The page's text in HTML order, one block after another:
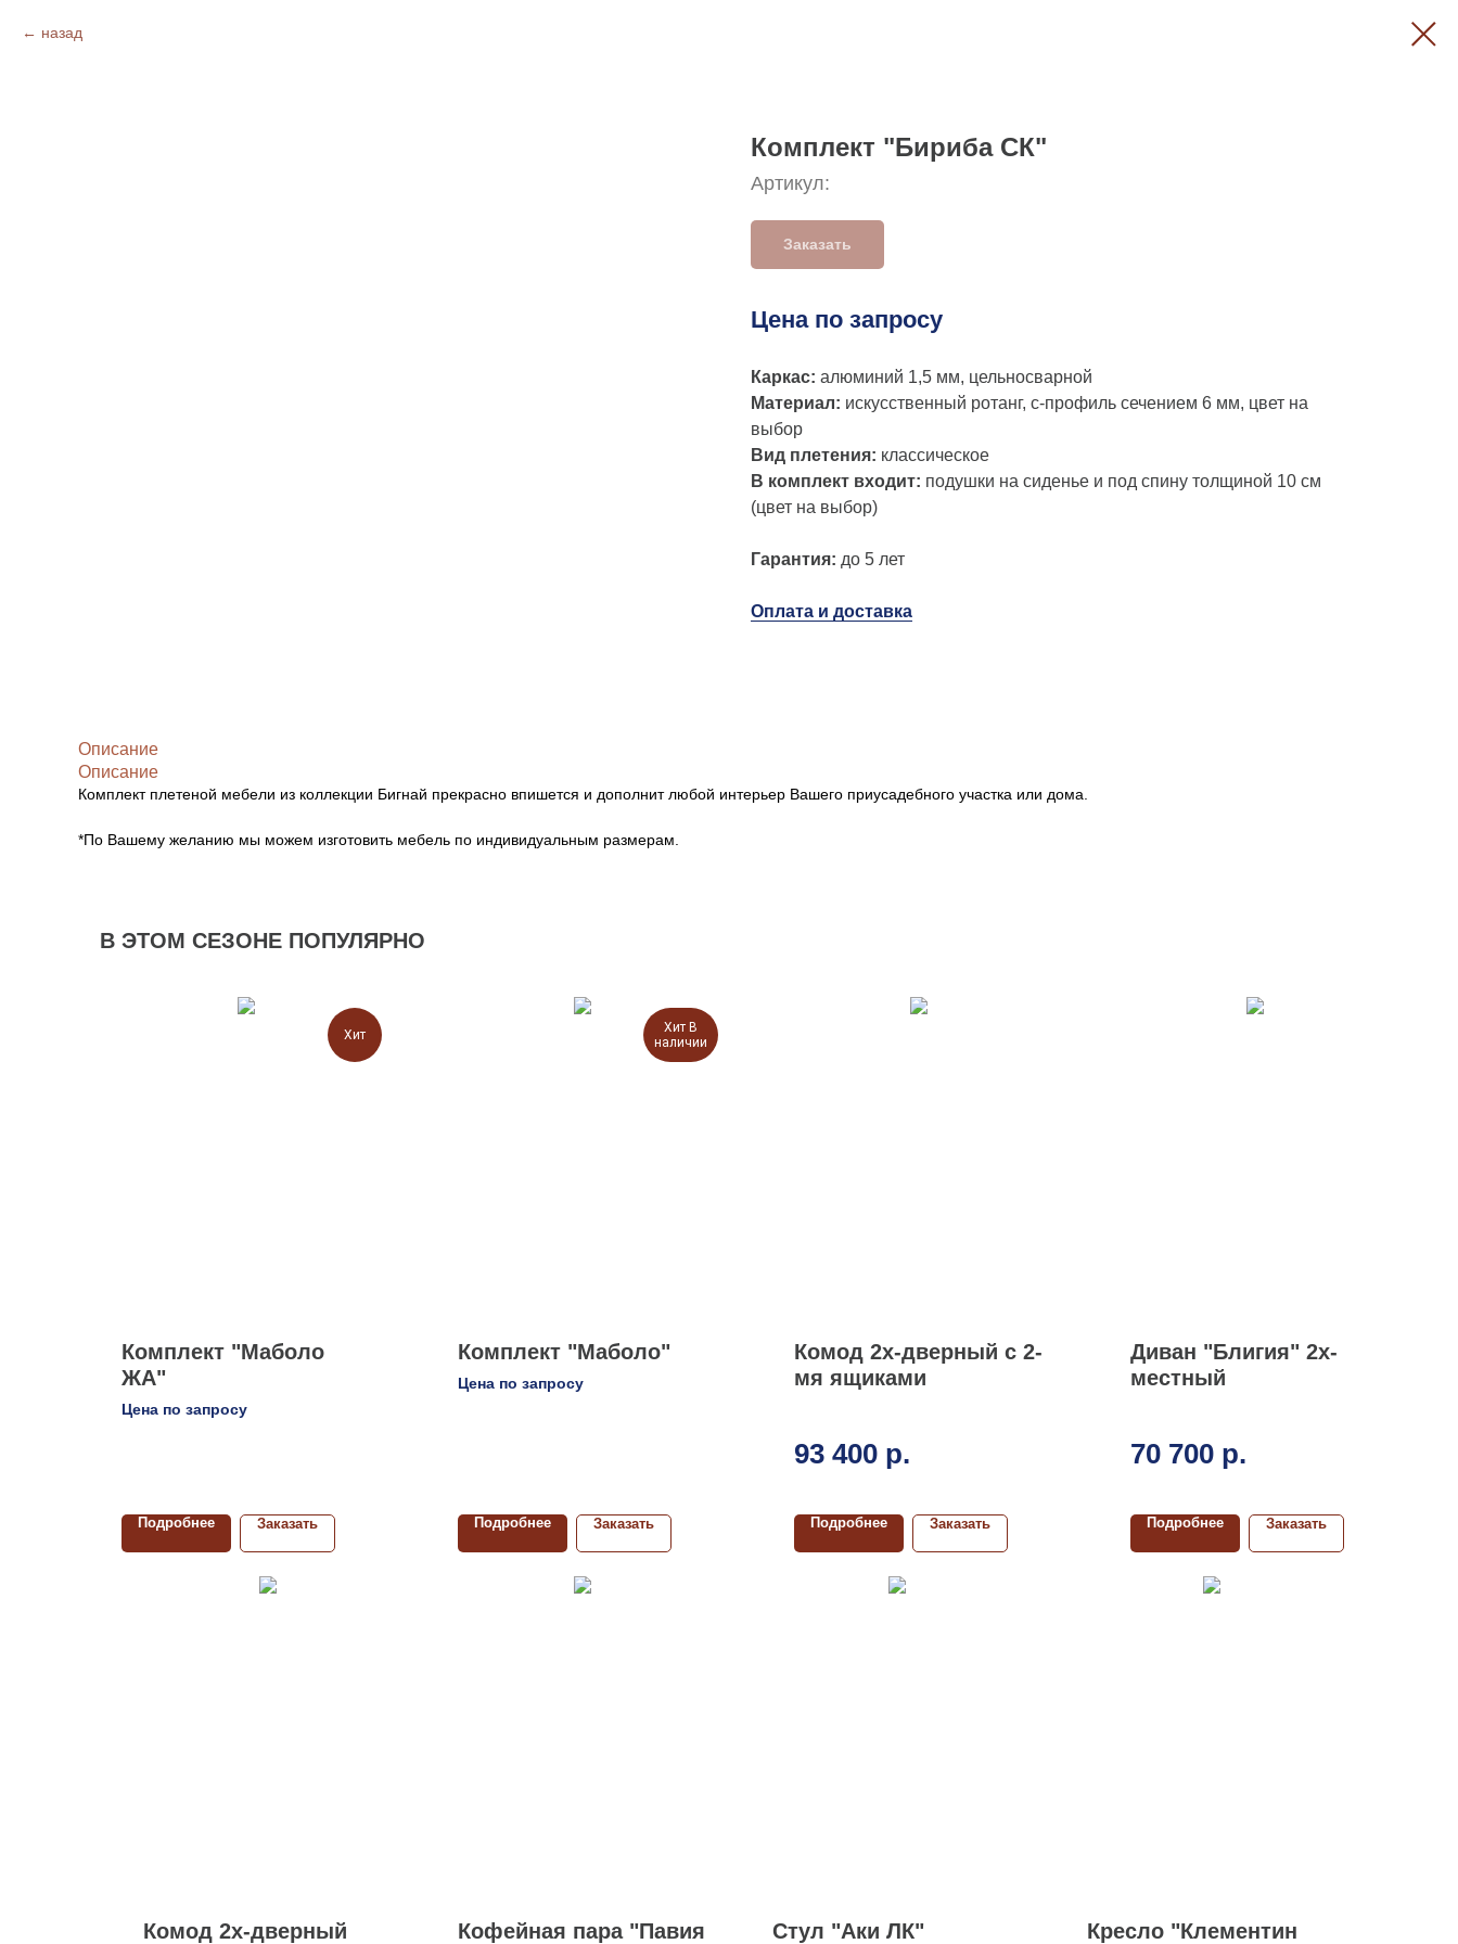
назад
Комплект "Бириба СК"
Артикул:
Заказать
Цена по запросу
Каркас: алюминий 1,5 мм, цельносварной
Материал: искусственный ротанг, с-профиль сечением 6 мм, цвет на
выбор
Вид плетения: классическое
В комплект входит: подушки на сиденье и под спину толщиной 10 см
(цвет на выбор)
Гарантия: до 5 лет
Оплата и доставка
Описание
Описание
Комплект плетеной мебели из коллекции Бигнай прекрасно впишется и дополнит любой интерьер Вашего приусадебного участка или дома.
*По Вашему желанию мы можем изготовить мебель по индивидуальным размерам.
В ЭТОМ СЕЗОНЕ ПОПУЛЯРНО
Хит
Комплект "Маболо
ЖА"
Цена по запросу
Подробнее Заказать
Хит В
наличии
Комплект "Маболо"
Цена по запросу
Подробнее Заказать
Комод 2х-дверный с 2-
мя ящиками
93 400 р.
Подробнее Заказать
Диван "Блигия" 2х-
местный
70 700 р.
Подробнее Заказать
Комод 2х-дверный Кофейная пара "Павия Стул "Аки ЛК" Кресло "Клементин